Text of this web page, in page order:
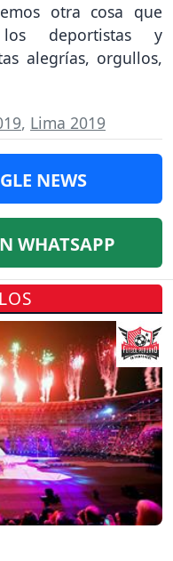
otra cosa que
deportistas y
alegrías, orgullos,
, Lima 2019
NEWS
WHATSAPP